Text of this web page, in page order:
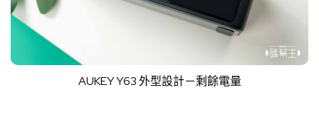
AUKEY Y63 外型設計－剩餘電量